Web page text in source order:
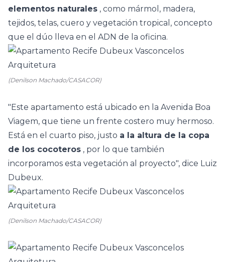
elementos naturales , como mármol, madera,
tejidos, telas, cuero y vegetación tropical, concepto
que el dúo
lleva en el ADN de la oficina.
(Denilson Machado/CASACOR)
"Este apartamento está ubicado en la Avenida Boa
Viagem, que tiene un frente costero muy hermoso.
Está en el cuarto piso, justo a la altura de la copa
de los cocoteros , por lo que también
incorporamos esta vegetación al proyecto", dice Luiz
Dubeux.
(Denilson Machado/CASACOR)